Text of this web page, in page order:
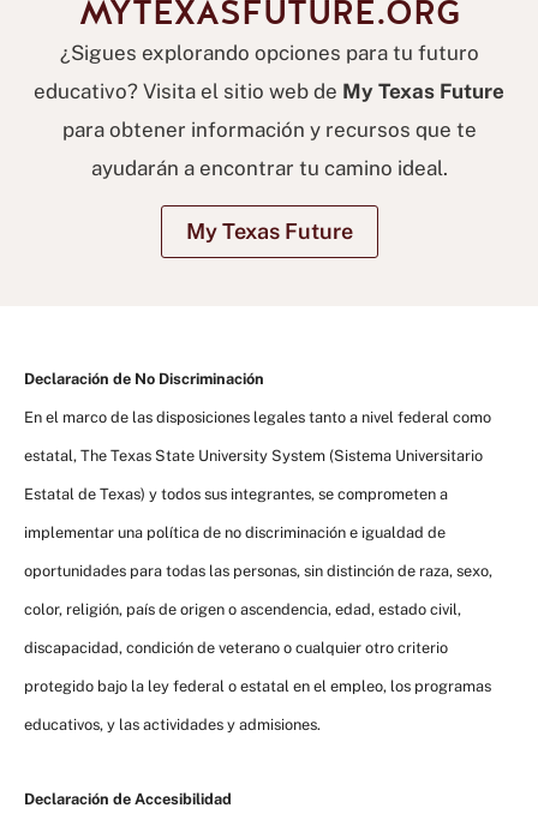
MYTEXASFUTURE.ORG
¿Sigues explorando opciones para tu futuro
educativo? Visita el sitio web de My Texas Future
para obtener información y recursos que te
ayudarán a encontrar tu camino ideal.
My Texas Future
Declaración de No Discriminación
En el marco de las disposiciones legales tanto a nivel federal como
estatal, The Texas State University System (Sistema Universitario
Estatal de Texas) y todos sus integrantes, se comprometen a
implementar una política de no discriminación e igualdad de
oportunidades para todas las personas, sin distinción de raza, sexo,
color, religión, país de origen o ascendencia, edad, estado civil,
discapacidad, condición de veterano o cualquier otro criterio
protegido bajo la ley federal o estatal en el empleo, los programas
educativos, y las actividades y admisiones.
Declaración de Accesibilidad